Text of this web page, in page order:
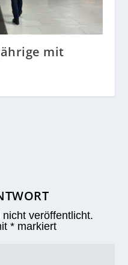
mit
veröffentlicht.
* markiert